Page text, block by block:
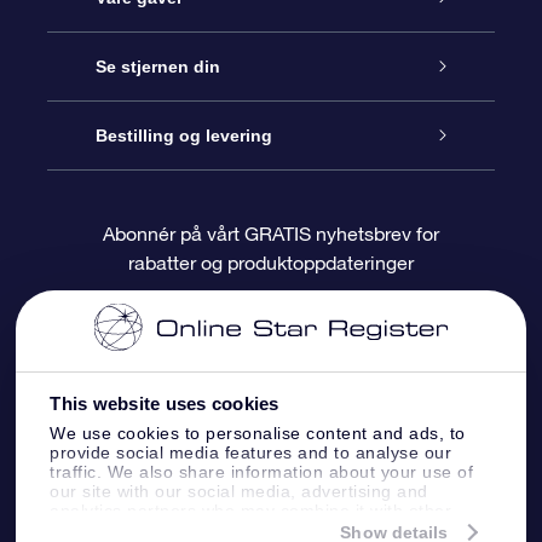
This website uses cookies
We use cookies to personalise content and ads, to
provide social media features and to analyse our
traffic. We also share information about your use of
our site with our social media, advertising and
information that you’ve provided to them or that
Show details
Kontakt oss
Bloggen
Anmeldelser
Online Stjernegave
OSR Gavepakke
OSR-gavekortet
Bedriftsgaver
Se stjernen din
Star Register
Pesontilpasset stjerneside
One Million Stars
OSR Starsaver
Fly me to the Stars VR-app
Bestilling og levering
Betalingsinformasjon
Fraktinformasjon
Returpolicy
Stjernebildene
Abonnér på vårt GRATIS nyhetsbrev for
rabatter og produktoppdateringer